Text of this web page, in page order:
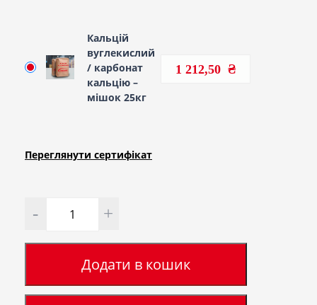
Кальцій
вуглекислий
/ карбонат
кальцію –
мішок 25кг
1 212,50
Переглянути сертифiкат
Додати в кошик